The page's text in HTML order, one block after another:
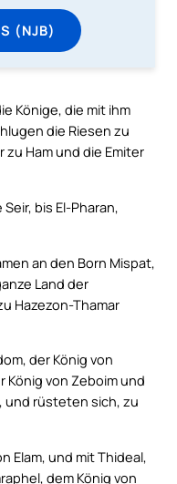
(NJB)
Könige, die mit ihm
die Riesen zu
Ham und die Emiter
bis El-Pharan,
an den Born Mispat,
Land der
Hazezon-Thamar
der König von
König von Zeboim und
und rüsteten sich, zu
Elam, und mit Thideal,
dem König von